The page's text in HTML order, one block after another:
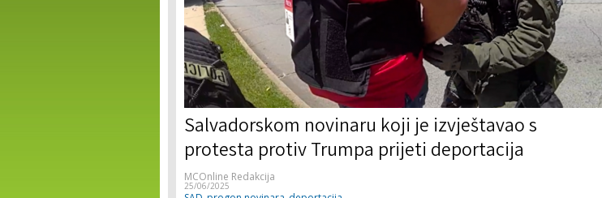
Salvadorskom novinaru koji je izvještavao s
protesta protiv Trumpa prijeti deportacija
MCOnline Redakcija
25/06/2025